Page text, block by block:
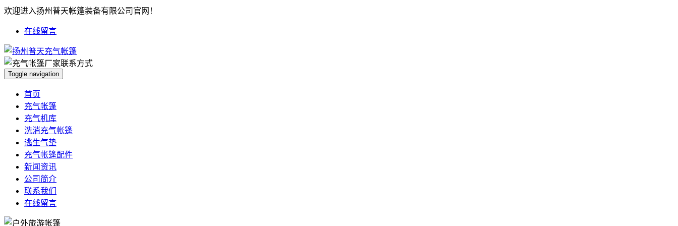
欢迎进入扬州普天帐篷装备有限公司官网！
在线留言
Toggle navigation
首页
充气帐篷
充气机库
洗消充气帐篷
逃生气垫
充气帐篷配件
新闻资讯
公司简介
联系我们
在线留言